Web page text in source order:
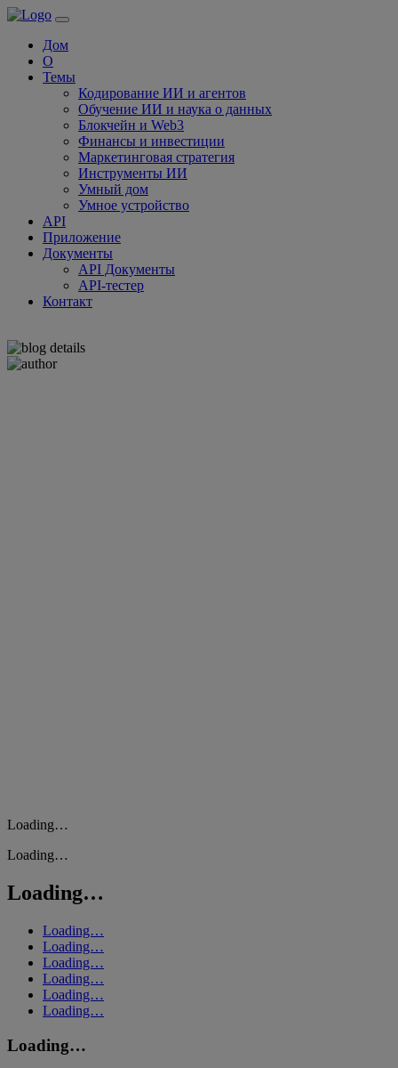
Дом
О
Темы
Кодирование ИИ и агентов
Обучение ИИ и наука о данных
Блокчейн и Web3
Финансы и инвестиции
Маркетинговая стратегия
Инструменты ИИ
Умный дом
Умное устройство
API
Приложение
Документы
API Документы
API-тестер
Контакт
Loading…
Loading…
Loading…
Loading…
Loading…
Loading…
Loading…
Loading…
Loading…
Loading…